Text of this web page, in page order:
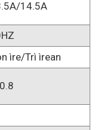
14.5A
ìre/Trì ìrean